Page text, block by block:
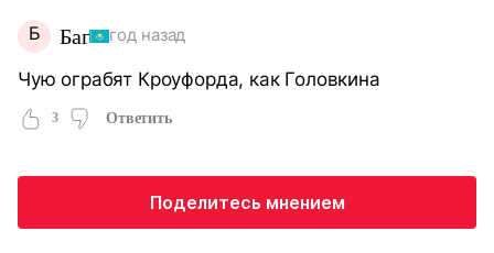
Б Баг год назад
Чую ограбят Кроуфорда, как Головкина
3 Ответить
Поделитесь мнением